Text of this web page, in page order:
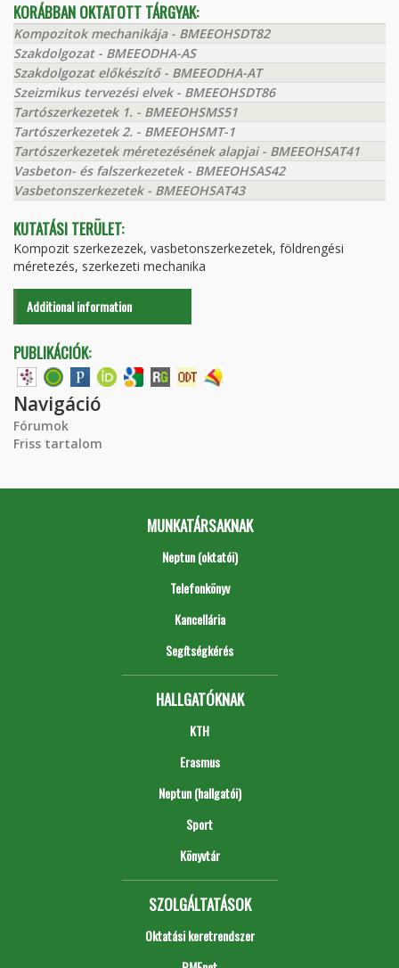
KORÁBBAN OKTATOTT TÁRGYAK:
Kompozitok mechanikája - BMEEOHSDT82
Szakdolgozat - BMEEODHA-AS
Szakdolgozat előkészítő - BMEEODHA-AT
Szeizmikus tervezési elvek - BMEEOHSDT86
Tartószerkezetek 1. - BMEEOHSMS51
Tartószerkezetek 2. - BMEEOHSMT-1
Tartószerkezetek méretezésének alapjai - BMEEOHSAT41
Vasbeton- és falszerkezetek - BMEEOHSAS42
Vasbetonszerkezetek - BMEEOHSAT43
KUTATÁSI TERÜLET:
Kompozit szerkezezek, vasbetonszerkezetek, földrengési
méretezés, szerkezeti mechanika
Additional information
PUBLIKÁCIÓK:
Navigáció
Fórumok
Friss tartalom
MUNKATÁRSAKNAK
Neptun (oktatói)
Telefonkönyv
Kancellária
Segítségkérés
HALLGATÓKNAK
KTH
Erasmus
Neptun (hallgatói)
Sport
Könyvtár
SZOLGÁLTATÁSOK
Oktatási keretrendszer